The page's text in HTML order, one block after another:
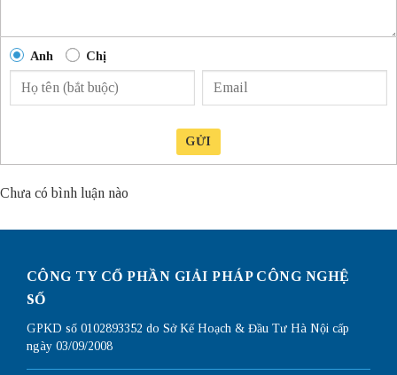
Anh Chị
GỬI
Chưa có bình luận nào
CÔNG TY CỔ PHẦN GIẢI PHÁP CÔNG NGHỆ
SỐ
GPKD số 0102893352 do Sở Kế Hoạch & Đầu Tư Hà Nội cấp
ngày 03/09/2008